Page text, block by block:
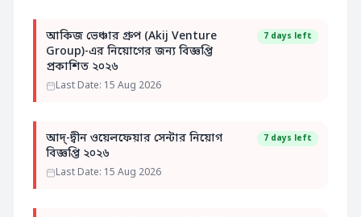
আকিজ ভেঞ্চার গ্রুপ (Akij Venture
Group)-এর নিয়োগের জন্য বিজ্ঞপ্তি
প্রকাশিত ২০২৬
7 days left
Last Date: 15 Aug 2026
আদ্-দ্বীন ওয়েলফেয়ার সেন্টার নিয়োগ
বিজ্ঞপ্তি ২০২৬
7 days left
Last Date: 15 Aug 2026